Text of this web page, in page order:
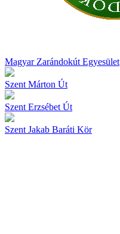
Magyar Zarándokút Egyesület
Szent Márton Út
Szent Erzsébet Út
Szent Jakab Baráti Kör